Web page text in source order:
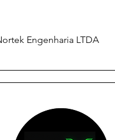
Engenharia LTDA